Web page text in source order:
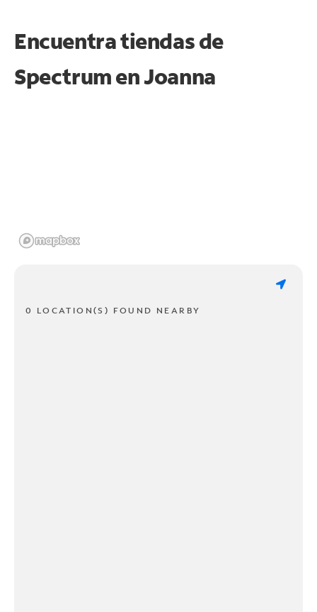
Encuentra tiendas de
Spectrum enJoanna
0 LOCATION(S) FOUND NEARBY